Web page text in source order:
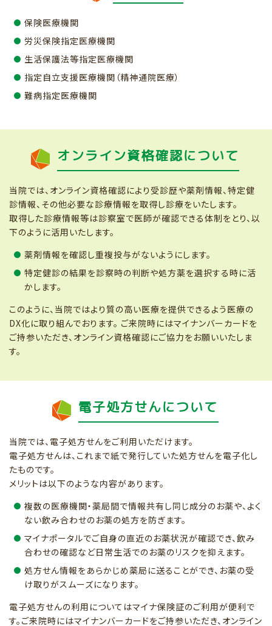
保険医療機関
労災保険指定医療機関
生活保護法等指定医療機関
指定自立支援医療機関（精神通院医療）
難病指定医療機関
オンライン資格確認について
当院では、オンライン資格確認により受診歴や薬剤情報、特定健
診情報、その他必要な診療情報を取得し診療をいたします。
取得した診療情報等は診察室で医師が確認できる体制をとり、以
下のように活用いたします。
薬剤情報を確認し重複投与がないようにします。
特定健診の結果を診察時の判断や処方薬を選択する時に活
かします。
このように、当院ではより質の高い医療を提供できるよう医療の
DX化に取り組んでおります。 ご来院時にはマイナンバーカードを
ご持参いただき、オンライン資格確認にご協力をお願いいたしま
す。
電子処方せんについて
当院では、電子処方せんをご利用いただけます。
電子処方せんは、これまで紙で発行していた処方せんを電子化し
たものです。
メリットは以下のような内容があります。
複数の医療機関・薬局間で情報共有し同じ成分のお薬や、よく
ない飲み合わせのお薬の処方を防ぎます。
マイナポータルでご自身の直近のお薬状況が確認でき、飲み
合わせの確認など日常生活でのお薬のリスクを抑えます。
処方せん情報をあらかじめ薬局に送ることができ、お薬の受
け取りがスムーズになります。
電子処方せんの利用についてはマイナ保険証のご利用が便利で
す。ご来院時にはマイナンバーカードをご持参いただき、オンライン